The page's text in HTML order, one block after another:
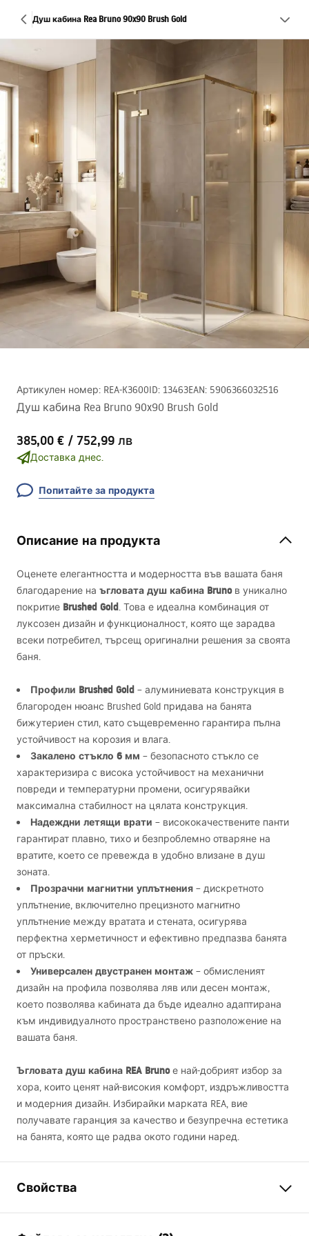
Душ кабина Rea Bruno 90x90 Brush Gold
Артикулен номер: REA-K3600ID: 13463EAN: 5906366032516
Душ кабина Rea Bruno 90x90 Brush Gold
385,00 € / 752,99 лв
Доставка днес.
Попитайте за продукта
Описание на продукта
Оценете елегантността и модерността във вашата баня
благодарение на ъгловата душ кабина Brunoв уникално
покритие Brushed Gold. Това е идеална комбинация от
луксозен дизайн и функционалност, която ще зарадва
всеки потребител, търсещ оригинални решения за своята
баня.
Профили Brushed Gold – алуминиевата конструкция в
благороден нюанс Brushed Gold придава на банята
бижутериен стил, като същевременно гарантира пълна
устойчивост на корозия и влага.
Закалено стъкло 6 мм – безопасното стъкло се
характеризира с висока устойчивост на механични
повреди и температурни промени, осигурявайки
максимална стабилност на цялата конструкция.
Надеждни летящи врати – висококачествените панти
гарантират плавно, тихо и безпроблемно отваряне на
вратите, което се превежда в удобно влизане в душ
зоната.
Прозрачни магнитни уплътнения – дискретното
уплътнение, включително прецизното магнитно
уплътнение между вратата и стената, осигурява
перфектна херметичност и ефективно предпазва банята
от пръски.
Универсален двустранен монтаж – обмисленият
дизайн на профила позволява ляв или десен монтаж,
което позволява кабината да бъде идеално адаптирана
към индивидуалното пространствено разположение на
вашата баня.
Ъгловата душ кабина REA Brunoе най-добрият избор за
хора, които ценят най-високия комфорт, издръжливостта
и модерния дизайн. Избирайки марката REA, вие
получавате гаранция за качество и безупречна естетика
на банята, която ще радва окото години наред.
Свойства